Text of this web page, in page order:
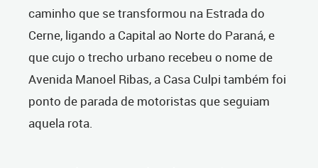
caminho que se transformou na Estrada do
Cerne, ligando a Capital ao Norte do Paraná, e
que cujo o trecho urbano recebeu o nome de
Avenida Manoel Ribas, a Casa Culpi também foi
ponto de parada de motoristas que seguiam
aquela rota.